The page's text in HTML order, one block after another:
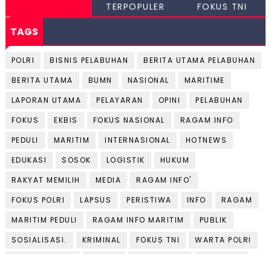
TERPOPULER FOKUS TNI
TAGS
POLRI BISNIS PELABUHAN
BERITA UTAMA PELABUHAN
BERITA UTAMA
BUMN NASIONAL
MARITIME
LAPORAN UTAMA
PELAYARAN OPINI
PELABUHAN
FOKUS
EKBIS FOKUS NASIONAL
RAGAM INFO
PEDULI
MARITIM INTERNASIONAL
HOTNEWS
EDUKASI
SOSOK LOGISTIK
HUKUM
RAKYAT MEMILIH
MEDIA
RAGAM INFO'
FOKUS POLRI
LAPSUS PERISTIWA INFO
RAGAM
MARITIM PEDULI
RAGAM INFO MARITIM
PUBLIK
SOSIALISASI.
KRIMINAL FOKUS TNI
WARTA POLRI